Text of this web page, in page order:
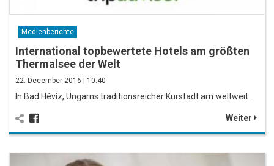
Medienberichte
International topbewertete Hotels am größten
Thermalsee der Welt
22. December 2016 | 10:40
In Bad Hévíz, Ungarns traditionsreicher Kurstadt am weltweit…
Weiter